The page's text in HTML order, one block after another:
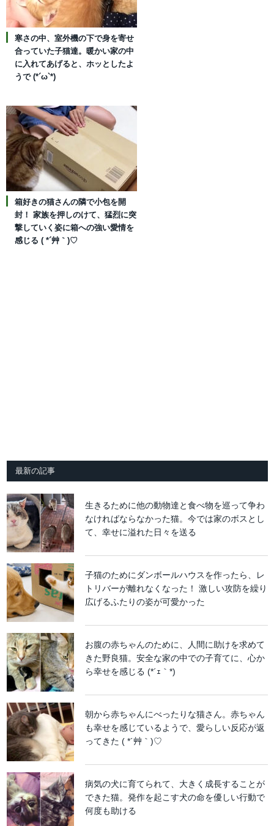
寒さの中、室外機の下で身を寄せ
合っていた子猫達。暖かい家の中
に入れてあげると、ホッとしたよ
うで (*´ω`*)
箱好きの猫さんの隣で小包を開
封！ 家族を押しのけて、猛烈に突
撃していく姿に箱への強い愛情を
感じる ( *´艸｀)♡
最新の記事
生きるために他の動物達と食べ物を巡って争わ
なければならなかった猫。今では家のボスとし
て、幸せに溢れた日々を送る
子猫のためにダンボールハウスを作ったら、レ
トリバーが離れなくなった！ 激しい攻防を繰り
広げるふたりの姿が可愛かった
お腹の赤ちゃんのために、人間に助けを求めて
きた野良猫。安全な家の中での子育てに、心か
ら幸せを感じる (*´ｪ｀*)
朝から赤ちゃんにべったりな猫さん。赤ちゃん
も幸せを感じているようで、愛らしい反応が返
ってきた ( *´艸｀)♡
病気の犬に育てられて、大きく成長することが
できた猫。発作を起こす犬の命を優しい行動で
何度も助ける